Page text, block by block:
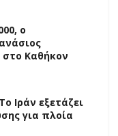
ο
Καθήκον
Ιράν εξετάζει
για πλοία